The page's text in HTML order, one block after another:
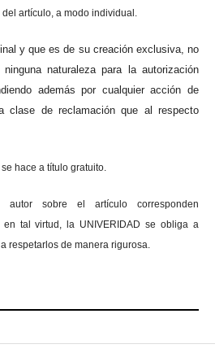
del artículo, a modo individual.
y que es de su creación exclusiva, no
naturaleza para la autorización
además por cualquier acción de
clase de reclamación que al respecto
hace a título gratuito.
autor sobre el artículo corresponden
en tal virtud, la UNIVERIDAD se obliga a
respetarlos de manera rigurosa.